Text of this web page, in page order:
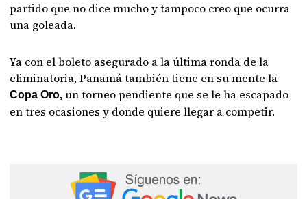
partido que no dice mucho y tampoco creo que ocurra
una goleada.
Ya con el boleto asegurado a la última ronda de la
eliminatoria, Panamá también tiene en su mente la
Copa Oro, un torneo pendiente que se le ha escapado
en tres ocasiones y donde quiere llegar a competir.